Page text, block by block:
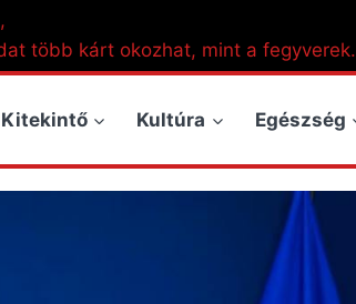
több kárt okozhat, mint a fegyverek.
Kitekintő Kultúra Egészség